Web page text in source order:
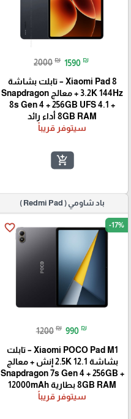
2000 ₪ 1590 ₪
Xiaomi Pad 8 – تابلت بشاشة
3.2K 144Hz + معالج Snapdragon
8s Gen 4 + 256GB UFS 4.1 +
8GB RAM أداء رائد
سيتوفر قريباً
add_shopping_cart
باد شاومي ( Redmi Pad )
favorite_border -17%
1200 ₪ 990 ₪
Xiaomi POCO Pad M1 – تابلت
بشاشة 2.5K 12.1 إنش + معالج
Snapdragon 7s Gen 4 + 256GB +
8GB RAM بطارية 12000mAh
سيتوفر قريباً